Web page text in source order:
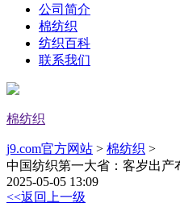
公司简介
棉纺织
纺织百科
联系我们
棉纺织
j9.com官方网站 > 棉纺织 >
中国纺织第一大省：客岁出产
2025-05-05 13:09
<<返回上一级